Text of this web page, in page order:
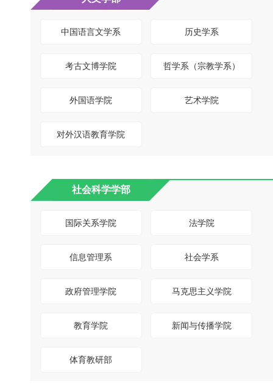
中国语言文学系 历史学系
考古文博学院 哲学系（宗教学系）
外国语学院 艺术学院
对外汉语教育学院
社会科学学部
国际关系学院 法学院
信息管理系 社会学系
政府管理学院 马克思主义学院
教育学院 新闻与传播学院
体育教研部